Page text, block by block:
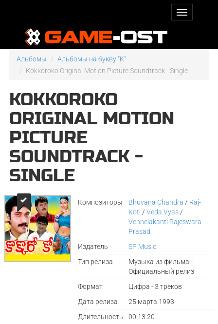
Альбомы
Альбомы на букву "K"
Kokkoroko Original Motion Picture Soundtrack - Single
KOKKOROKO
ORIGINAL MOTION
PICTURE
SOUNDTRACK -
SINGLE
Композиторы Bhuvana Chandra / Raj-
Koti /Veda Vyas /
Vennelakanti Rajeswara
Prasad
Издатель
SP Music
Тип релиза
Музыка из фильма -
Официальный релиз
Формат
Цифра - 3 треков
Дата релиза
25 марта 1993
Длительность
00:13:20